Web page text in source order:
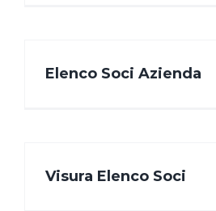
Elenco Soci Azienda
Visura Elenco Soci